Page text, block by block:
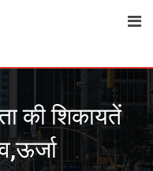
की शिकायतें